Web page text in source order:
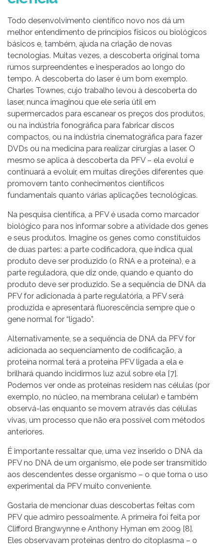
Todo desenvolvimento científico novo nos dá um
melhor entendimento de princípios físicos ou biológicos
básicos e, também, ajuda na criação de novas
tecnologias. Muitas vezes, a descoberta original toma
rumos surpreendentes e inesperados ao longo do
tempo. A descoberta do laser é um bom exemplo.
Charles Townes, cujo trabalho levou à descoberta do
laser, nunca imaginou que ele seria útil em
supermercados para escanear os preços dos produtos,
ou na indústria fonográfica para fabricar discos
compactos, ou na indústria cinematográfica para fazer
DVDs ou na medicina para realizar cirurgias a laser. O
mesmo se aplica à descoberta da PFV – ela evolui e
continuará a evoluir, em muitas direções diferentes que
promovem tanto conhecimentos científicos
fundamentais quanto várias aplicações tecnológicas.
Na pesquisa científica, a PFV é usada como marcador
biológico para nos informar sobre a atividade dos genes
e seus produtos. Imagine os genes como constituídos
de duas partes: a parte codificadora, que indica qual
produto deve ser produzido (o RNA e a proteína), e a
parte reguladora, que diz onde, quando e quanto do
produto deve ser produzido. Se a sequência de DNA da
PFV for adicionada à parte regulatória, a PFV será
produzida e apresentará fluorescência sempre que o
gene normal for “ligado”.
Alternativamente, se a sequência de DNA da PFV for
adicionada ao sequenciamento de codificação, a
proteína normal terá a proteína PFV ligada a ela e
brilhará quando incidirmos luz azul sobre ela [7].
Podemos ver onde as proteínas residem nas células (por
exemplo, no núcleo, na membrana celular) e também
observá-las enquanto se movem através das células
vivas, um processo que não era possível com métodos
anteriores.
É importante ressaltar que, uma vez inserido o DNA da
PFV no DNA de um organismo, ele pode ser transmitido
aos descendentes desse organismo – o que torna o uso
experimental da PFV muito conveniente.
Gostaria de mencionar duas descobertas feitas com
PFV que admiro pessoalmente. A primeira foi feita por
Clifford Brangwynne e Anthony Hyman em 2009 [8].
Eles observavam proteínas dentro do citoplasma – o